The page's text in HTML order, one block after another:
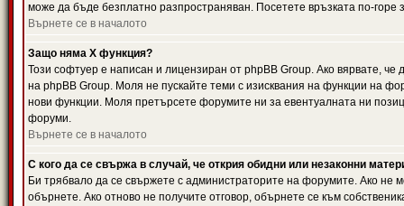
може да бъде безплатно разпространяван. Посетете връзката по-горе
Върнете се в началото
Защо няма X функция?
Този софтуер е написан и лицензиран от phpBB Group. Ако вярвате,
на phpBB Group. Моля не пускайте теми с изисквания на функции на
нови функции. Моля претърсете форумите ни за евентуалната ни
форуми.
Върнете се в началото
С кого да се свържа в случай, че открия обидни или незаконни
Би трябвало да се свържете с администраторите на форумите. Ако не
обърнете. Ако отново не получите отговор, обърнете се към